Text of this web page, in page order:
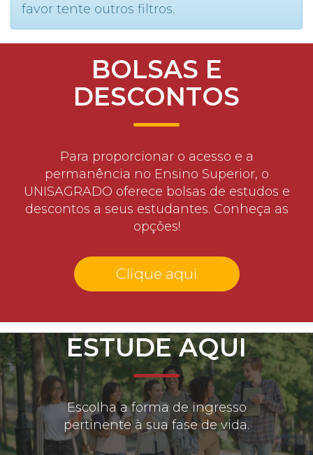
favor tente outros filtros.
BOLSAS E
DESCONTOS
Para proporcionar o acesso e a
permanência no Ensino Superior, o
UNISAGRADO oferece bolsas de estudos e
descontos a seus estudantes. Conheça as
opções!
Clique aqui
ESTUDE AQUI
Escolha a forma de ingresso
pertinente à sua fase de vida.